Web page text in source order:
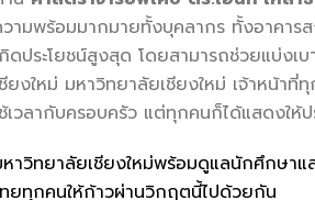
ามพร้อมมากมายทั้งบุคลากร ทั้งอาคาร
ดประโยชน์สูงสุด โดยสามารถช่วยแบ่ง
ยงใหม่ มหาวิทยาลัยเชียงใหม่ เจ้าหน้า
เวลากับครอบครัว แต่ทุกคนก็ได้แสดงให้
าวิทยาลัยเชียงใหม่พร้อมดูแลนักศึกษา
ยทุกคนให้ก้าวผ่านวิกฤตนี้ไปด้วยกัน